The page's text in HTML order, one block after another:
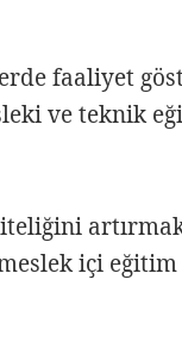
faaliyet
ve teknik
içi